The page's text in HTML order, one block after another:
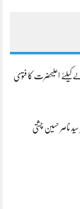
اعلیٰحضرت کا فتویٰ
ناصر حسین چشتی